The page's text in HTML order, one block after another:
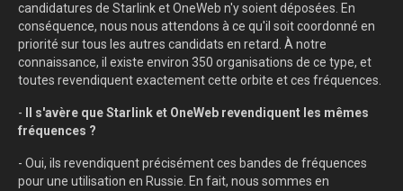
candidatures de Starlink et OneWeb n'y soient déposées. En
conséquence, nous nous attendons à ce qu'il soit coordonné en
priorité sur tous les autres candidats en retard. À notre
connaissance, il existe environ 350 organisations de ce type, et
toutes revendiquent exactement cette orbite et ces fréquences.
-
Il s'avère que Starlink et OneWeb revendiquent les mêmes
fréquences ?
- Oui, ils revendiquent précisément ces bandes de fréquences
pour une utilisation en Russie. En fait, nous sommes en